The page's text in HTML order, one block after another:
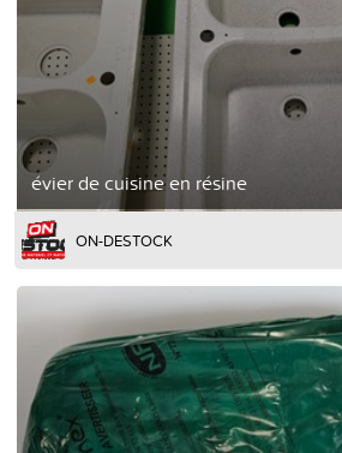
évier de cuisine en résine
ON-DESTOCK